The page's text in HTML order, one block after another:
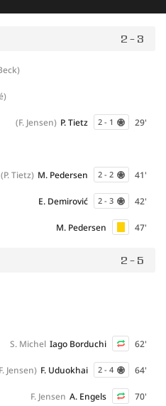
2 - 3
29'
2 - 1
P. Tietz
(F. Jensen)
41'
2 - 2
M. Pedersen
(P. Tietz)
42'
2 - 3
E. Demirović
47'
M. Pedersen
2 - 5
62'
Iago Borduchi
S. Michel
64'
2 - 4
F. Uduokhai
Jensen)
70'
A. Engels
F. Jensen